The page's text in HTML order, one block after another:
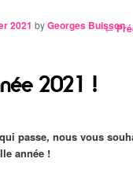
articles ←
2021 !
2021 byGeorges Buisson
passe, nous vous
année !